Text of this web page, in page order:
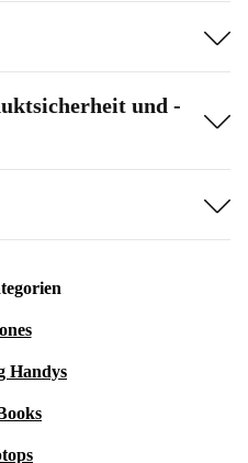
und -
Handys